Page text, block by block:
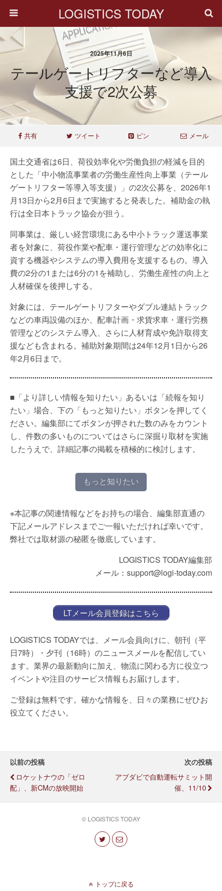
LOGISTICS TODAY
2025年11月6日
テールゲートリフターなど導入
支援で2次公募
共有 ツイート ピン メール
国土交通省は6日、荷役効率化や労働負担の軽減を目的
とした「中小物流事業者の労働生産性向上事業（テール
ゲートリフター等導入等支援）」の2次公募を、2026年1
月13日から2月6日まで実施すると発表した。補助金の執
行は全日本トラック協会が担う。
同事業は、厳しい経営環境にある中小トラック運送事業
者を対象に、荷役作業や配車・運行管理などの効率化に
資する機器やシステムの導入費用を支援するもの。導入
費の2分の1または6分の1を補助し、労働生産性の向上と
人材確保を後押しする。
対象には、テールゲートリフターやダブル連結トラック
などの車両設備のほか、配車計画・求貨求車・運行労務
管理などのシステム導入、さらに人材育成や免許取得支
援なども含まれる。補助対象期間は24年12月1日から26
年2月6日まで。
■「より詳しい情報を知りたい」あるいは「続報を知り
たい」場合、下の「もっと知りたい」ボタンを押してく
ださい。編集部にてボタンが押された数のみをカウント
し、件数の多いものについてはさらに深掘り取材を実施
したうえで、詳細記事の掲載を積極的に検討します。
もっと知りたい
※本記事の関連情報などをお持ちの場合、編集部直通の
下記メールアドレスまでご一報いただければ幸いです。
弊社では取材源の秘匿を徹底しています。
LOGISTICS TODAY編集部
メール：support@logi-today.com
LTメール会員登録はこちら
LOGISTICS TODAYでは、メール会員向けに、朝刊（平
日7時）・夕刊（16時）のニュースメールを配信してい
ます。業界の最新動向に加え、物流に関わる方に役立つ
イベントや注目のサービス情報もお届けします。
ご登録は無料です。確かな情報を、日々の業務にぜひお
役立てください。
以前の投稿
ロケットナウの「ゼロ
配」、新CMの放映開始
次の投稿
アブダビで自動運転サミット開
催、11/10
© LOGISTICS TODAY
トップに戻る